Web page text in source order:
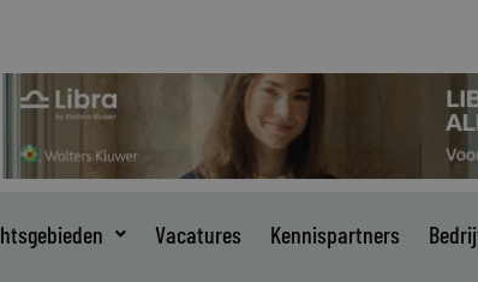
Vacatures Kennispartners